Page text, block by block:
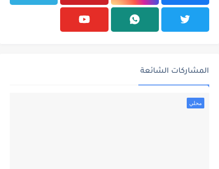
المشاركات الشائعة
محلي